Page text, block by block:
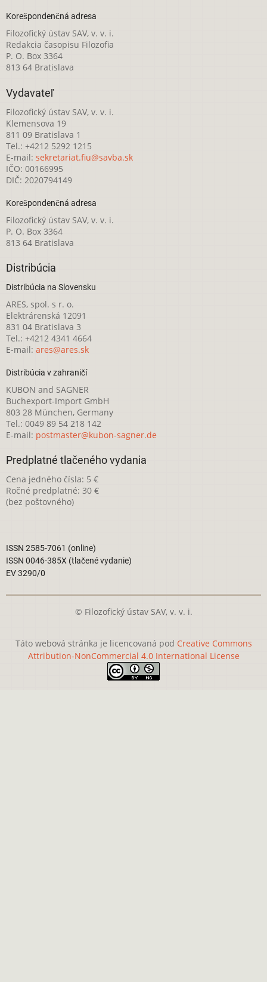
Korešpondenčná adresa
Filozofický ústav SAV, v. v. i.
Redakcia časopisu Filozofia
P. O. Box 3364
813 64 Bratislava
Vydavateľ
Filozofický ústav SAV, v. v. i.
Klemensova 19
811 09 Bratislava 1
Tel.: +4212 5292 1215
E-mail: sekretariat.fiu@savba.sk
IČO: 00166995
DIČ: 2020794149
Korešpondenčná adresa
Filozofický ústav SAV, v. v. i.
P. O. Box 3364
813 64 Bratislava
Distribúcia
Distribúcia na Slovensku
ARES, spol. s r. o.
Elektrárenská 12091
831 04 Bratislava 3
Tel.: +4212 4341 4664
E-mail: ares@ares.sk
Distribúcia v zahraničí
KUBON and SAGNER
Buchexport-Import GmbH
803 28 München, Germany
Tel.: 0049 89 54 218 142
E-mail: postmaster@kubon-sagner.de
Predplatné tlačeného vydania
Cena jedného čísla: 5 €
Ročné predplatné: 30 €
(bez poštovného)
ISSN 2585-7061 (online)
ISSN 0046-385X (tlačené vydanie)
EV 3290/0
© Filozofický ústav SAV, v. v. i.
Táto webová stránka je licencovaná pod Creative Commons
Attribution-NonCommercial 4.0 International License